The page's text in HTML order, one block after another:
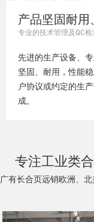
产品坚固耐用
专业的技术管理及QC检
先进的生产设备、
坚固、耐用，性能
户协议或约定的生
成。
专注工业类
广有长合页远销欧洲、